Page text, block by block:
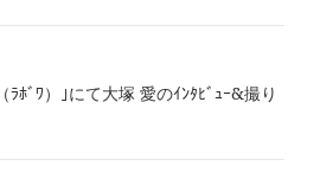
ﾎﾞﾜ）｣にて大塚 愛のｲﾝﾀﾋﾞｭｰ&撮り